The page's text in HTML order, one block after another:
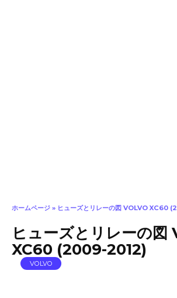
ホームページ » ヒューズとリレーの図 VOLVO XC60
ヒューズとリレーの図
XC60 (2009-2012)
VOLVO